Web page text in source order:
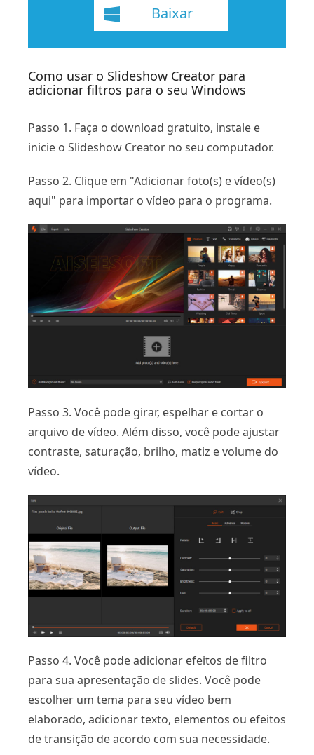
Baixar
Como usar o Slideshow Creator para
adicionar filtros para o seu Windows
Passo 1. Faça o download gratuito, instale e
inicie o Slideshow Creator no seu computador.
Passo 2. Clique em "Adicionar foto(s) e vídeo(s)
aqui" para importar o vídeo para o programa.
Passo 3. Você pode girar, espelhar e cortar o
arquivo de vídeo. Além disso, você pode ajustar
contraste, saturação, brilho, matiz e volume do
vídeo.
Passo 4. Você pode adicionar efeitos de filtro
para sua apresentação de slides. Você pode
escolher um tema para seu vídeo bem
elaborado, adicionar texto, elementos ou efeitos
de transição de acordo com sua necessidade.